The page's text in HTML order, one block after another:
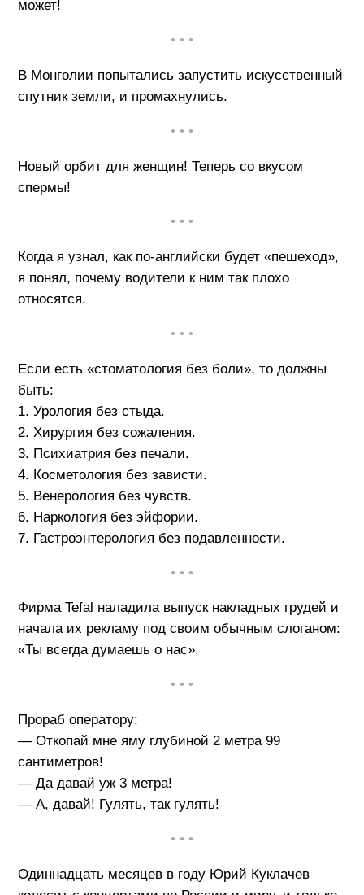
может!
• • •
В Монголии попытались запустить искусственный
спутник земли, и промахнулись.
• • •
Новый орбит для женщин! Теперь со вкусом
спермы!
• • •
Когда я узнал, как по-английски будет «пешеход»,
я понял, почему водители к ним так плохо
относятся.
• • •
Если есть «стоматология без боли», то должны
быть:
1. Урология без стыда.
2. Хирургия без сожаления.
3. Психиатрия без печали.
4. Косметология без зависти.
5. Венерология без чувств.
6. Наркология без эйфории.
7. Гастроэнтерология без подавленности.
• • •
Фирма Tefal наладила выпуск накладных грудей и
начала их рекламу под своим обычным слоганом:
«Ты всегда думаешь о нас».
• • •
Прораб оператору:
— Откопай мне яму глубиной 2 метра 99
сантиметров!
— Да давай уж 3 метра!
— А, давай! Гулять, так гулять!
• • •
Одиннадцать месяцев в году Юрий Куклачев